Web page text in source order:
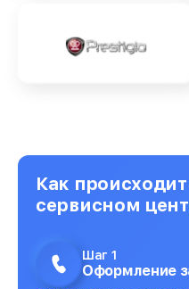
Как
сервисном
Шаг 1
Оформление